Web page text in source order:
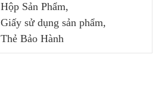
Hộp Sản Phẩm,
Giấy sử dụng sản phẩm,
Thẻ Bảo Hành